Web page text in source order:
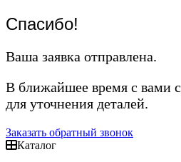
Спасибо!
Ваша заявка отправлена.
В ближайшее время с вами
для уточнения деталей.
Заказать обратный звонок
Каталог